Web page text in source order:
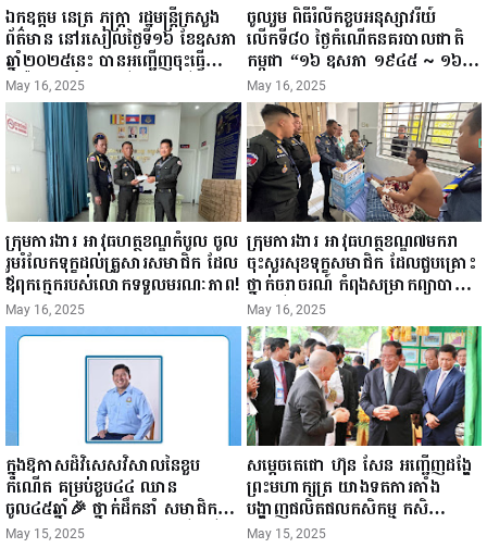
ឯកឧត្តម នេត្រ ភក្ត្រា រដ្ឋមន្ត្រីក្រសួង
ព័ត៌មាន នៅរសៀលថ្ងៃទី១៦ ខែឧសភា
ឆ្នាំ២០២៥នេះ បានអញ្ជើញចុះធ្វើ
ជំរឿនថ្នាក់ដឹកនាំមន្ត្រីរាជការស៉ីវិល នៃ
ក្រសួងព័ត៌មាន...
May 16, 2025
ចូលរួម ពិធីរំលឹកខួបអនុស្សាវរីយ៍
លើកទី៨០ ថ្ងៃកំណើតនគរបាលជាតិ
កម្ពុជា “១៦ ឧសភា ១៩៤៥ ~ ១៦
ឧសភា ២០២៥”...
May 16, 2025
ក្រុមការងារ អាវុធហត្ថខណ្ឌកំបូល ចូល
រួមរំលែកទុក្ខដល់គ្រួសារសមាជិក ដែល
ឪពុកក្មេករបស់លោកទទួលមរណៈភាព!
May 16, 2025
ក្រុមការងារ អាវុធហត្ថខណ្ឌ៧មករា
ចុះសួរសុខទុក្ខសមាជិក ដែលជួបគ្រោះ
ថ្នាក់ចរាចរណ៍ កំពុងសម្រាកព្យាបាល
នៅមន្ទីរពេទ្យ!
May 16, 2025
ក្នុងឱកាសដ៏វិសេសវិសាលនៃខួប
កំណើត គម្រប់ខួប៤៤ ឈាន
ចូល៤៥ឆ្នាំ🎉 ថ្នាក់ដឹកនាំ សមាជិក
សមាជិកា នៃក្រុមគ្រួសារកម្មវិធីអាជីវ
May 15, 2025
សម្តេចតេជោ ហ៊ុន សែន អញ្ជើញដង្ហែ
ព្រះមហាក្សត្រ យាងទតការតាំង
បង្ហាញផលិតផលកសិកម្ម កសិ
ឧស្សាហកម្ម និងសិប្បកម្ម ក្នុងព្រះរាជ
May 15, 2025